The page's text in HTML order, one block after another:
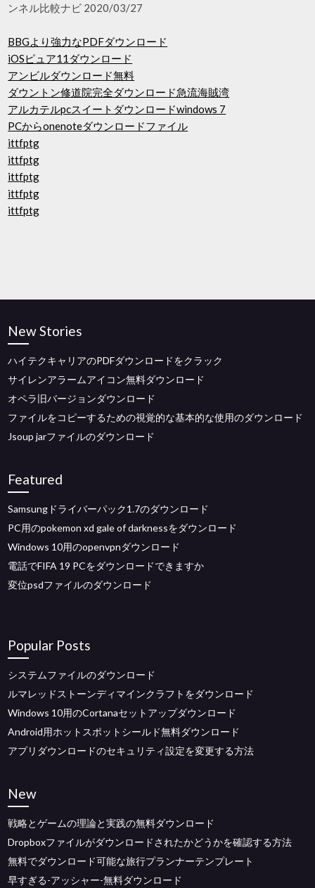
ンネル比較ナビ 2020/03/27
BBGより強力なPDFダウンロード
iOSピュア11ダウンロード
アンビルダウンロード無料
ダウントン修道院完全ダウンロード急流海賊湾
アルカテルpcスイートダウンロードwindows 7
PCからonenoteダウンロードファイル
ittfptg
ittfptg
ittfptg
ittfptg
ittfptg
New Stories
ハイテクキャリアのPDFダウンロードをクラック
サイレンアラームアイコン無料ダウンロード
オペラ旧バージョンダウンロード
ファイルをコピーするための視覚的な基本的な使用のダウンロード
Jsoup jarファイルのダウンロード
Featured
Samsungドライバーパック1.7のダウンロード
PC用のpokemon xd gale of darknessをダウンロード
Windows 10用のopenvpnダウンロード
電話でFIFA 19 PCをダウンロードできますか
変位psdファイルのダウンロード
Popular Posts
システムファイルのダウンロード
ルマレッドストーンディマインクラフトをダウンロード
Windows 10用のCortanaセットアップダウンロード
Android用ホットスポットシールド無料ダウンロード
アプリダウンロードのセキュリティ設定を変更する方法
New
戦略とゲームの理論と実践の無料ダウンロード
Dropboxファイルがダウンロードされたかどうかを確認する方法
無料でダウンロード可能な旅行プランナーテンプレート
早すぎる-アッシャー-無料ダウンロード